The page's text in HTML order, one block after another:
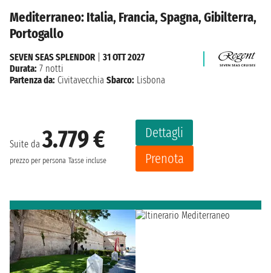
Mediterraneo: Italia, Francia, Spagna, Gibilterra,
Portogallo
Suite da3.779 €
prezzo per persona Tasse incluse
Dettagli
Prenota
SEVEN SEAS SPLENDOR
31 OTT 2027
Durata: 7 notti
Partenza da: Civitavecchia Sbarco: Lisbona